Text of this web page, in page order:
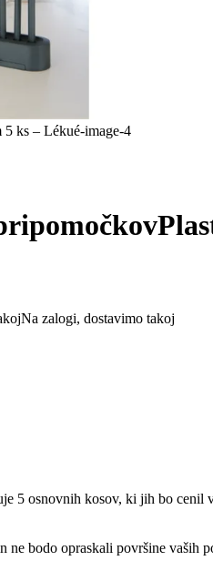
Na zalogi, dostavimo takoj
5 osnovnih kosov, ki jih bo cenil
bodo opraskali površine vaših